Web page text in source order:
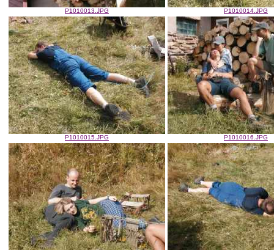
P1010013.JPG P1010014.JPG
P1010015.JPG P1010016.JPG